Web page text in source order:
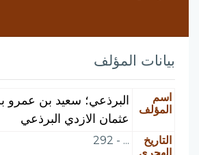
بيانات المؤلف
اسم
المؤلف
البرذعي؛ سعيد بن عمرو
عثمان الازدي البرذعي
التاريخ
... - 292